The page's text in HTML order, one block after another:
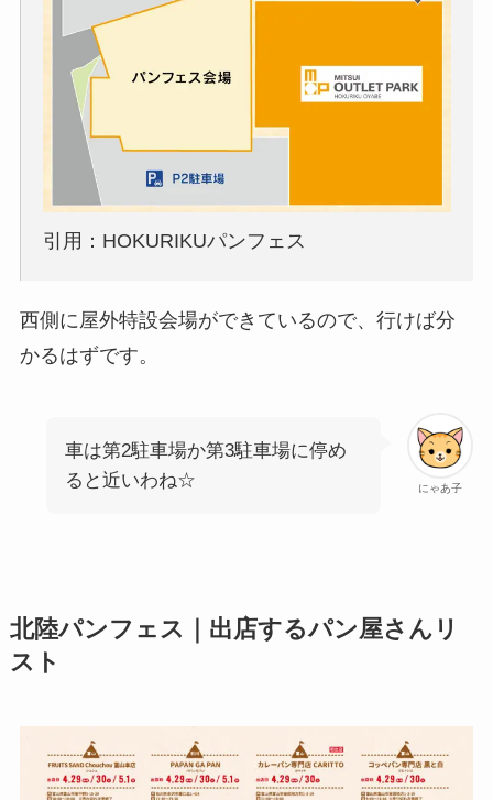
引用：HOKURIKUパンフェス
西側に屋外特設会場ができているので、行けば分
かるはずです。
にゃあ子
車は第2駐車場か第3駐車場に停め
ると近いわね☆
北陸パンフェス｜出店するパン屋さんリ
スト